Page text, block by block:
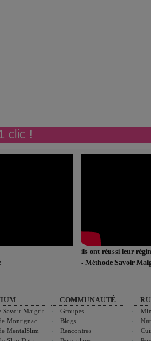
clic !
ils ont réussi leur
- Méthode Savoir
Savoir Maigrir
Montignac
MentalSlim
COMMUNAUTÉ
Groupes
Blogs
Rencontres